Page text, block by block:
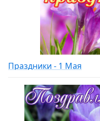
Праздники - 1 Мая